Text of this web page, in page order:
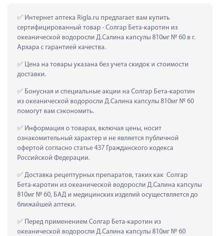
Интернет аптека Rigla.ru предлагает вам купить
сертифицированный товар - Солгар Бета-каротин из
океанической водоросли Д.Салина капсулы 810мг № 60 в г.
Архара с гарантией качества.
Цена на товары указана без учета скидок и стоимости
доставки.
Бонусная и специальные акции на Солгар Бета-каротин
из океанической водоросли Д.Салина капсулы 810мг № 60
помогут вам сэкономить.
Информация о товарах, включая цены, носит
ознакомительный характер и не является публичной
офертой согласно статье 437 Гражданского кодекса
Российской Федерации.
Доставка рецептурных препаратов, таких как  Солгар
Бета-каротин из океанической водоросли Д.Салина капсулы
810мг № 60, БАД и медицинских изделий осуществляется до
ближайшей аптеки.
Перед применением Солгар Бета-каротин из
океанической водоросли Д.Салина капсулы 810мг № 60